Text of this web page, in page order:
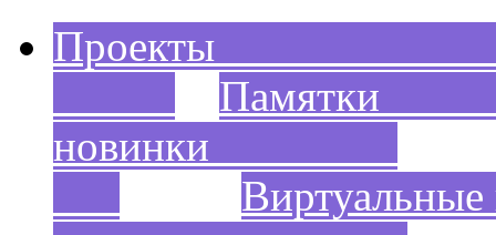
новинки